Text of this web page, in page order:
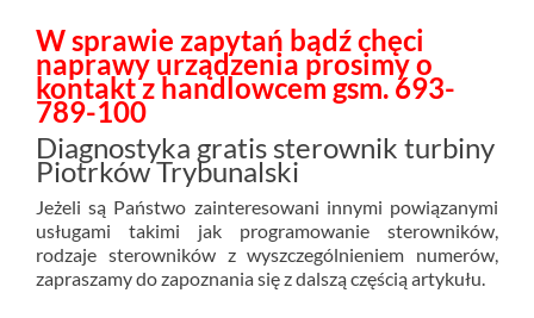
W sprawie zapytań bądź chęci
naprawy urządzenia prosimy o
kontakt z handlowcem gsm. 693-
789-100
Diagnostyka gratis sterownik turbiny
Piotrków Trybunalski
Jeżeli są Państwo zainteresowani innymi powiązanymi
usługami takimi jak programowanie sterowników,
rodzaje sterowników z wyszczególnieniem numerów,
zapraszamy do zapoznania się z dalszą częścią artykułu.